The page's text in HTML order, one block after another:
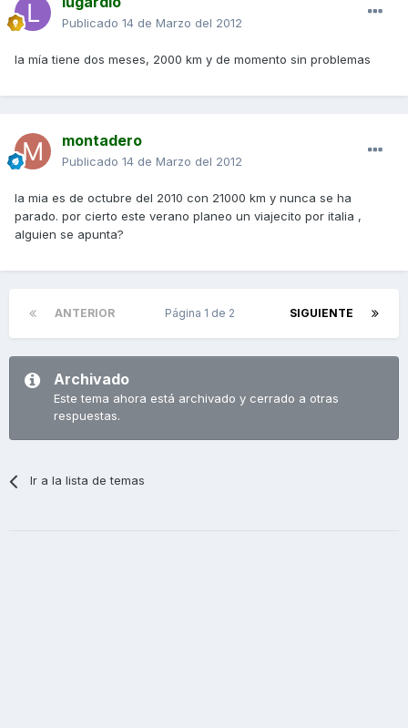
Publicado 14 de Marzo del 2012
la mía tiene dos meses, 2000 km y de momento sin problemas
montadero
Publicado 14 de Marzo del 2012
la mia es de octubre del 2010 con 21000 km y nunca se ha
parado. por cierto este verano planeo un viajecito por italia ,
alguien se apunta?
ANTERIOR SIGUIENTE
Página 1 de 2
Archivado
Este tema ahora está archivado y cerrado a otras
respuestas.
Ir a la lista de temas